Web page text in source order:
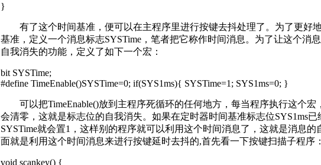
}
有了这个时间基准，便可以在主程序里进行按键去抖处理了。为了更好
基准，定义一个消息标志SYSTime，笔者把它称作时间消息。为了让这个消
自我消失的功能，定义了如下一个宏：
bit SYSTime;
#define TimeEnable()SYSTime=0; if(SYS1ms){ SYSTime=1; SYS1ms=0; }
可以把TimeEnable()放到主程序死循环的任何地方，每当程序执行这个宏
会清零，这就是标志位的自我消失。如果在定时器时间基准标志位SYS1ms已
SYSTime就会置1，这样别的程序就可以利用这个时间消息了，这就是消息的
面就是利用这个时间消息来进行按键延时去抖的,首先看一下按键扫描子程序：
void scankey() {